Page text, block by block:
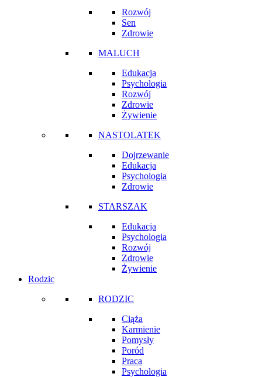
Rozwój
Sen
Zdrowie
MALUCH
Edukacja
Psychologia
Rozwój
Zdrowie
Żywienie
NASTOLATEK
Dojrzewanie
Edukacja
Psychologia
Zdrowie
STARSZAK
Edukacja
Psychologia
Rozwój
Zdrowie
Żywienie
Rodzic
RODZIC
Ciąża
Karmienie
Pomysły
Poród
Praca
Psychologia